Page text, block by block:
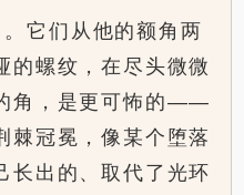
它们从他的额角两
的螺纹，在尽头微微
角，是更可怖的——
棘冠冕，像某个堕落
长出的、取代了光环